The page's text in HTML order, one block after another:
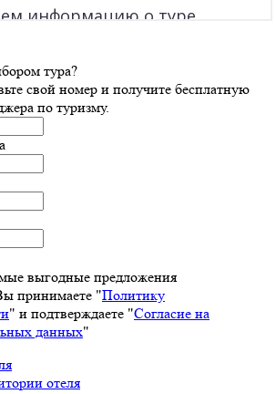
тура?
свой номер и получите бесплатную
по туризму.
выгодные предложения
принимаете "Политику
" и подтверждаете "Согласие на
данных"
отеля